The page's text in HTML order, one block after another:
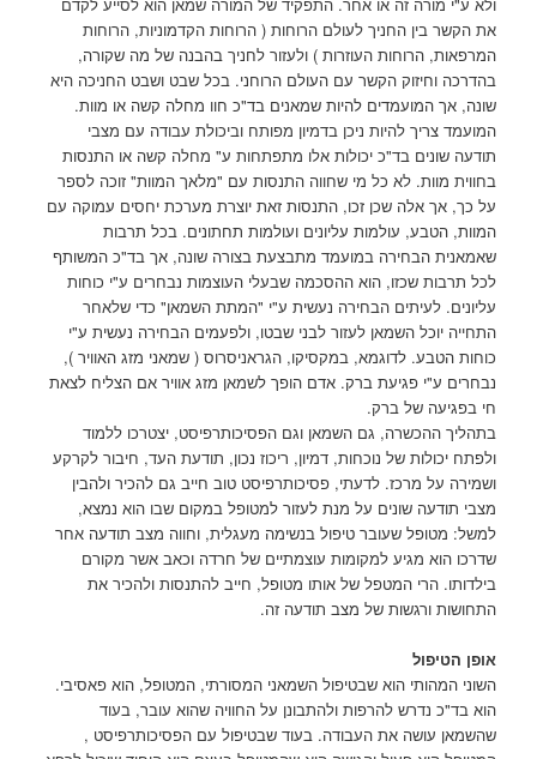
את הקשר בין החניך לעולם הרוחות ( הרוחות הקדמוניות, הרוחות
המרפאות, הרוחות העוזרות ) ולעזור לחניך בהבנה של מה שקורה,
בהדרכה וחיזוק הקשר עם העולם הרוחני. בכל שבט ושבט החניכה היא
שונה, אך המועמדים להיות שמאנים בד"כ חוו מחלה קשה או מוות.
המועמד צריך להיות ניכן בדמיון מפותח וביכולת עבודה עם מצבי
תודעה שונים בד"כ יכולות אלו מתפתחות ע" מחלה קשה או התנסות
בחווית מוות. לא כל מי שחווה התנסות עם "מלאך המוות" זוכה לספר
על כך, אך אלה שכן זכו, התנסות זאת יוצרת מערכת יחסים עמוקה עם
המוות, הטבע, עולמות עליונים ועולמות תחתונים. בכל תרבות
שאמאנית הבחירה במועמד מתבצעת בצורה שונה, אך בד"כ המשותף
לכל תרבות שכזו, הוא ההסכמה שבעלי העוצמות נבחרים ע"י כוחות
עליונים. לעיתים הבחירה נעשית ע"י "המתת השמאן" כדי שלאחר
התחייה יוכל השמאן לעזור לבני שבטו, ולפעמים הבחירה נעשית ע"י
כוחות הטבע. לדוגמא, במקסיקו, הגראניסרוס ( שמאני מזג האוויר ),
נבחרים ע"י פגיעת ברק. אדם הופך לשמאן מזג אוויר אם הצליח לצאת
חי בפגיעה של ברק.
בתהליך ההכשרה, גם השמאן וגם הפסיכותרפיסט, יצטרכו ללמוד
ולפתח יכולות של נוכחות, דמיון, ריכוז נכון, תודעת העד, חיבור לקרקע
ושמירה על מרכז. לדעתי, פסיכותרפיסט טוב חייב גם להכיר ולהבין
מצבי תודעה שונים על מנת לעזור למטופל במקום שבו הוא נמצא,
למשל: מטופל שעובר טיפול בנשימה מעגלית, וחווה מצב תודעה אחר
שדרכו הוא מגיע למקומות עוצמתיים של חרדה וכאב אשר מקורם
בילדותו. הרי המטפל של אותו מטופל, חייב להתנסות ולהכיר את
התחושות ורגשות של מצב תודעה זה.
אופן הטיפול
השוני המהותי הוא שבטיפול השמאני המסורתי, המטופל, הוא פאסיבי.
הוא בד"כ נדרש להרפות ולהתבונן על החוויה שהוא עובר, בעוד
שהשמאן עושה את העבודה. בעוד שבטיפול עם הפסיכותרפיסט ,